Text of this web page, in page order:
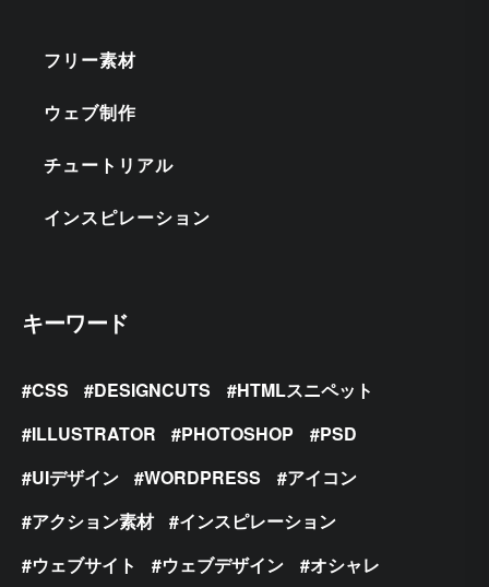
フリー素材
ウェブ制作
チュートリアル
インスピレーション
キーワード
CSS DESIGNCUTS
HTMLスニペット
ILLUSTRATOR
PHOTOSHOP
PSD
UIデザイン
WORDPRESS
アイコン
アクション素材
インスピレーション
ウェブサイト
ウェブデザイン
オシャレ